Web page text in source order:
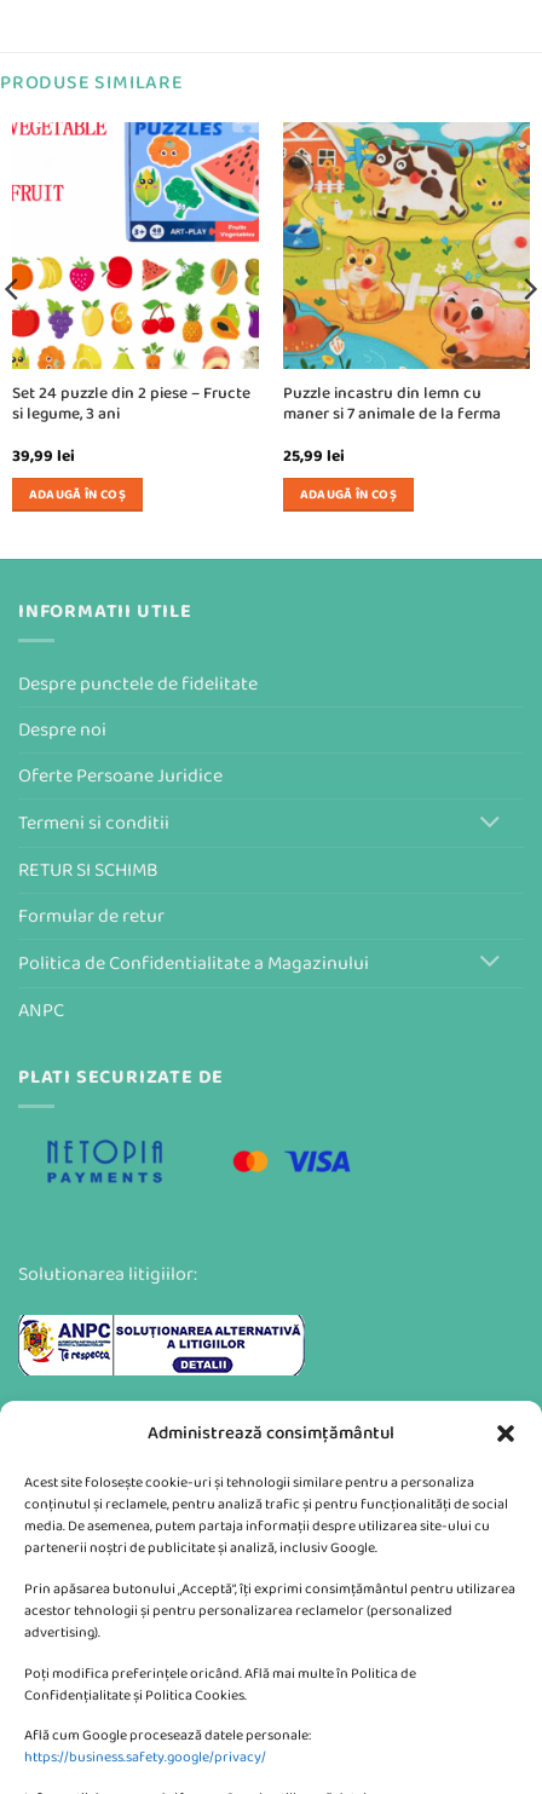
Administrează consimțământul
Acest site folosește cookie-uri și tehnologii similare pentru a personaliza
conținutul și reclamele, pentru analiză trafic și pentru funcționalități de social
media. De asemenea, putem partaja informații despre utilizarea site-ului cu
partenerii noștri de publicitate și analiză, inclusiv Google.
Prin apăsarea butonului „Acceptă”, îți exprimi consimțământul pentru utilizarea
acestor tehnologii și pentru personalizarea reclamelor (personalized
advertising).
Poți modifica preferințele oricând. Află mai multe în Politica de
Confidențialitate și Politica Cookies.
Află cum Google procesează datele personale:
https://business.safety.google/privacy/
PRODUSE SIMILARE
Set 24 puzzle din 2 piese – Fructe
si legume, 3 ani
39,99lei
ADAUGĂ ÎN COȘ
Puzzle incastru din lemn cu
maner si 7 animale de la ferma
25,99lei
ADAUGĂ ÎN COȘ
INFORMATII UTILE
Despre punctele de fidelitate
Despre noi
Oferte Persoane Juridice
Termeni si conditii
RETUR SI SCHIMB
Formular de retur
Politica de Confidentialitate a Magazinului
ANPC
PLATI SECURIZATE DE
Solutionarea litigiilor:
Va putem sprijini si prin:
CONTACTEAZA-NE